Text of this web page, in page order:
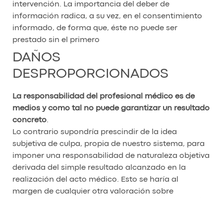
intervención. La importancia del deber de
información radica, a su vez, en el consentimiento
informado, de forma que, éste no puede ser
prestado sin el primero
DAÑOS
DESPROPORCIONADOS
La responsabilidad del profesional médico es de
medios y como tal no puede garantizar un resultado
concreto
Lo contrario supondría prescindir de la idea
subjetiva de culpa, propia de nuestro sistema, para
imponer una responsabilidad de naturaleza objetiva
derivada del simple resultado alcanzado en la
realización del acto médico. Esto se haría al
margen de cualquier otra valoración sobre